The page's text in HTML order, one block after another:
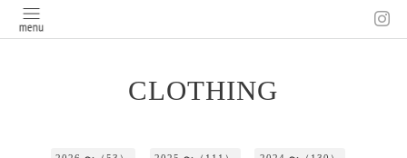
CLOTHING